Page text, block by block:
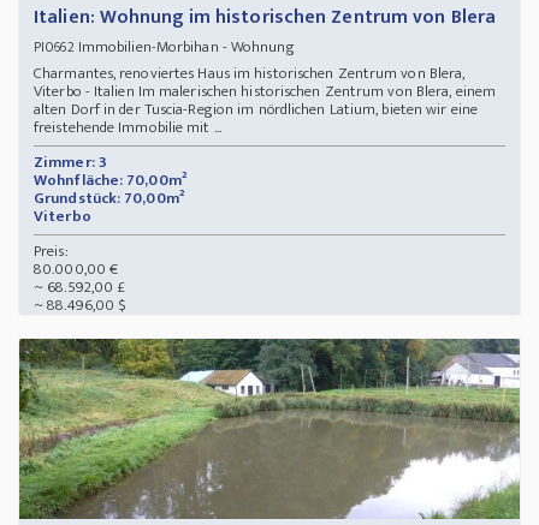
Italien: Wohnung im historischen Zentrum von Blera
PI0662Immobilien-Morbihan - Wohnung
Charmantes, renoviertes Haus im historischen Zentrum von Blera,
Viterbo - Italien Im malerischen historischen Zentrum von Blera, einem
alten Dorf in der Tuscia-Region im nördlichen Latium, bieten wir eine
freistehende Immobilie mit ...
Zimmer: 3
Wohnfläche: 70,00m²
Grundstück: 70,00m²
Viterbo
Preis:
80.000,00 €
~ 68.592,00 £
~ 88.496,00 $